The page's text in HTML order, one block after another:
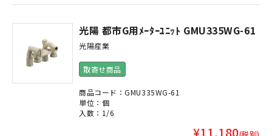
光陽 都市G用ﾒｰﾀｰﾕﾆｯﾄ GMU335WG-61
光陽産業
取寄せ商品
商品コード：GMU335WG-61
単位：個
入数：1/6
¥11,180(税別)